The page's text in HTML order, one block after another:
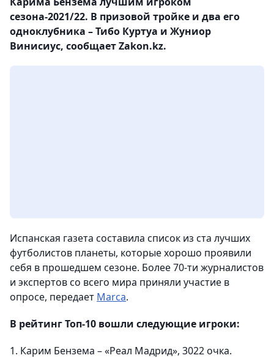
сезона-2021/22. В призовой тройке и два его
одноклубника – Тибо Куртуа и Жуниор
Винисиус, сообщает Zakon.kz.
Испанская газета составила список из ста лучших
футболистов планеты, которые хорошо проявили
себя в прошедшем сезоне. Более 70-ти журналистов
и экспертов со всего мира приняли участие в
опросе, передает Marca.
В рейтинг Топ-10 вошли следующие игроки:
1. Карим Бензема – «Реал Мадрид», 3022 очка.